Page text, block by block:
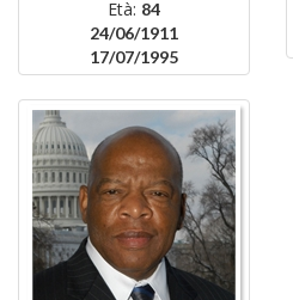
Età: 84
24/06/1911
17/07/1995